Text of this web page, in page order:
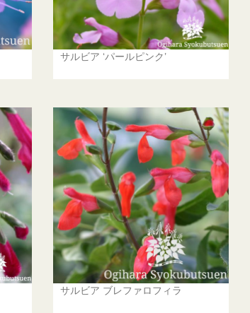
サルビア ‘パールピンク’
サルビア ブレファロフィラ